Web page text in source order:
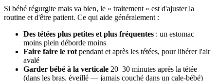
Si bébé régurgite mais va bien, le « traitement » est d'ajuster la
routine et d'être patient. Ce qui aide généralement :
Des tétées plus petites et plus fréquentes : un estomac
moins plein déborde moins
Faire faire le rot pendant et après les tétées, pour libérer l'air
avalé
Garder bébé à la verticale 20–30 minutes après la tétée
(dans les bras, éveillé — jamais couché dans un cale-bébé)